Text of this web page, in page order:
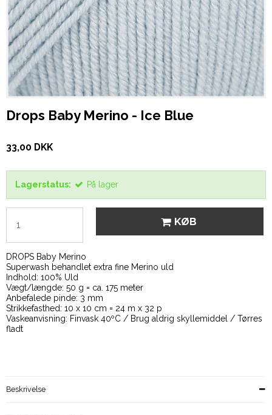
Drops Baby Merino - Ice Blue
33,00 DKK
Lagerstatus: På lager
KØB
DROPS Baby Merino
Superwash behandlet extra fine Merino uld
Indhold: 100% Uld
Vægt/længde: 50 g = ca. 175 meter
Anbefalede pinde: 3 mm
Strikkefasthed: 10 x 10 cm = 24 m x 32 p
Vaskeanvisning: Finvask 40ºC / Brug aldrig skyllemiddel / Tørres
fladt
Beskrivelse